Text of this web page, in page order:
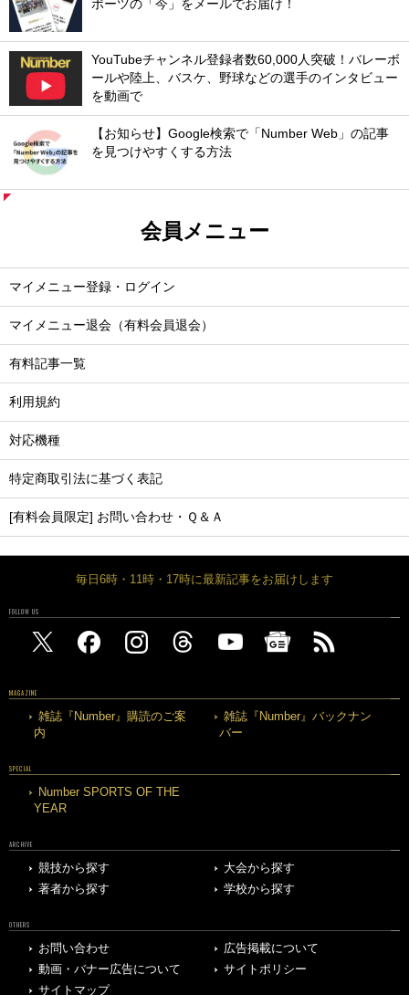
ポーツの「今」をメールでお届け！
YouTubeチャンネル登録者数60,000人突破！バレーボ
ールや陸上、バスケ、野球などの選手のインタビュー
を動画で
【お知らせ】Google検索で「Number Web」の記事
を見つけやすくする方法
会員メニュー
マイメニュー登録・ログイン
マイメニュー退会（有料会員退会）
有料記事一覧
利用規約
対応機種
特定商取引法に基づく表記
[有料会員限定] お問い合わせ・Ｑ＆Ａ
毎日6時・11時・17時に最新記事をお届けします
FOLLOW US
MAGAZINE
雑誌『Number』購読のご案
内
雑誌『Number』バックナン
バー
SPECIAL
Number SPORTS OF THE
YEAR
ARCHIVE
競技から探す
大会から探す
著者から探す
学校から探す
OTHERS
お問い合わせ
広告掲載について
動画・バナー広告について
サイトポリシー
サイトマップ